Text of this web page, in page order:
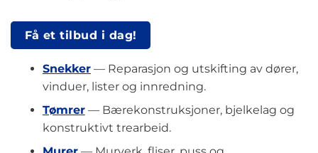
Få et tilbud i dag!
Snekker— Reparasjon og utskifting av dører,
vinduer, lister og innredning.
Tømrer— Bærekonstruksjoner, bjelkelag og
konstruktivt trearbeid.